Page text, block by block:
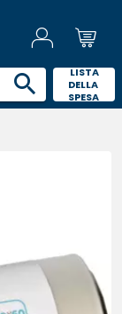
LISTA
DELLA
SPESA